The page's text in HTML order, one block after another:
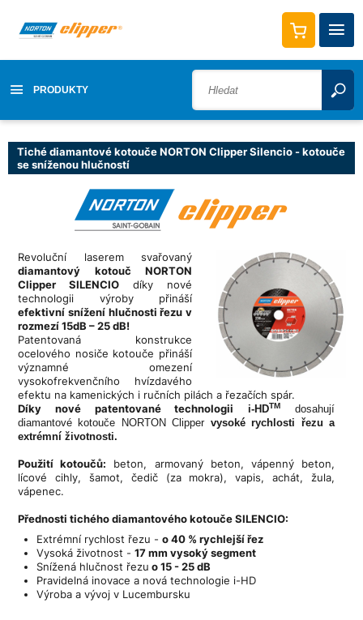
PRODUKTY
Tiché diamantové kotouče NORTON Clipper Silencio - kotouče
se sníženou hlučností
Revoluční laserem svařovaný
diamantový kotouč NORTON
Clipper SILENCIO díky nové
technologii výroby přináší
efektivní snížení hlučnosti řezu v
rozmezí 15dB – 25 dB!
Patentovaná konstrukce
ocelového nosiče kotouče přináší
významné omezení
vysokofrekvenčního hvízdavého
efektu na kamenických i ručních pilách a řezačích spár.
Díky nové patentované technologii i-HDTM
dosahují
diamantové kotouče NORTON Clipper vysoké rychlosti řezu a
extrémní životnosti.
Použití kotoučů: beton, armovaný beton, vápenný beton,
lícové cihly, šamot, čedič (za mokra), vapis, achát, žula,
vápenec.
Přednosti tichého diamantového kotouče SILENCIO:
Extrémní rychlost řezu - o 40 % rychlejší řez
Vysoká životnost - 17 mm vysoký segment
Snížená hlučnost řezu o 15 - 25 dB
Pravidelná inovace a nová technologie i-HD
Výroba a vývoj v Lucembursku